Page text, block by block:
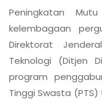
Peningkatan
kelembagaan
Direktorat
Teknologi (Ditjen
program
Tinggi Swasta